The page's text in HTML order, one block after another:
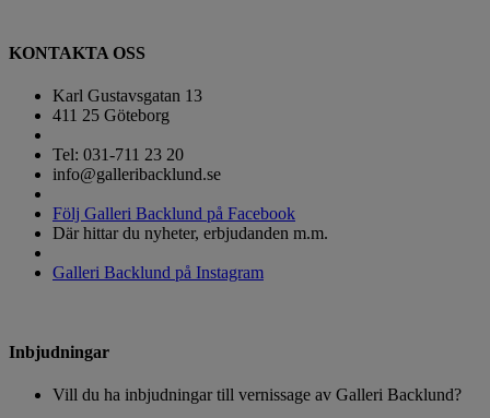
KONTAKTA OSS
Karl Gustavsgatan 13
411 25 Göteborg
Tel: 031-711 23 20
info@galleribacklund.se
Följ Galleri Backlund på Facebook
Där hittar du nyheter, erbjudanden m.m.
Galleri Backlund på Instagram
Inbjudningar
Vill du ha inbjudningar till vernissage av Galleri Backlund?